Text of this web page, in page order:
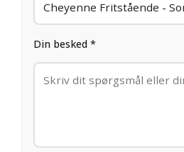
Din besked *